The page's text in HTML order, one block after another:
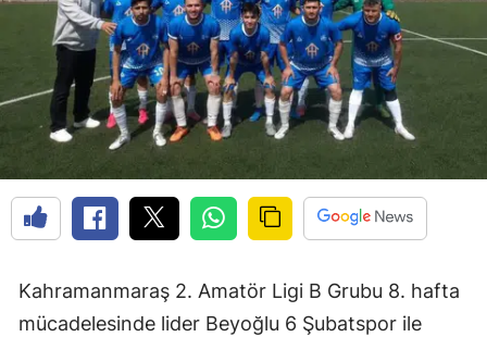
Kahramanmaraş 2. Amatör Ligi B Grubu 8. hafta
mücadelesinde lider Beyoğlu 6 Şubatspor ile